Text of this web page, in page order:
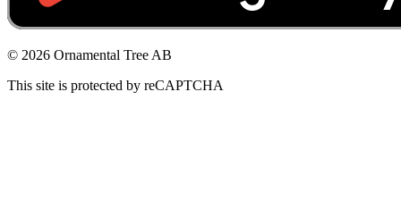
© 2026 Ornamental Tree AB
This site is protected by reCAPTCHA